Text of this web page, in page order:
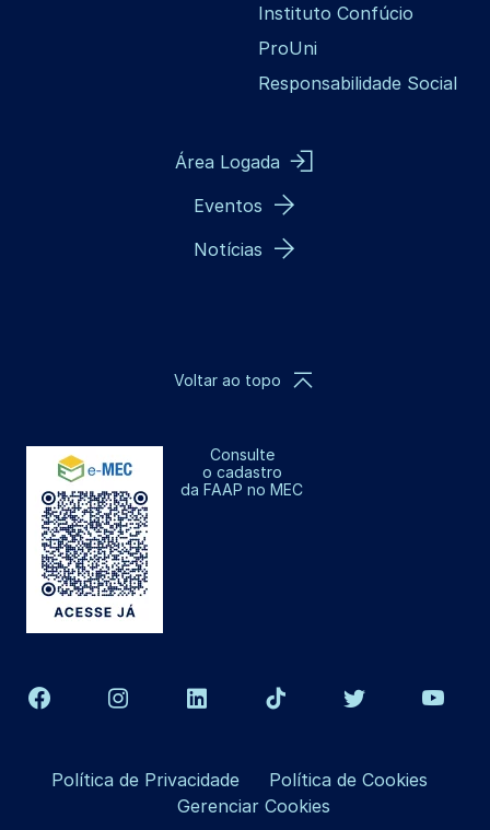
Instituto Confúcio
ProUni
Responsabilidade Social
Área Logada
Eventos
Notícias
Consulte
o cadastro
da FAAP no MEC
Voltar ao topo
Política de Privacidade
Política de Cookies
Gerenciar Cookies